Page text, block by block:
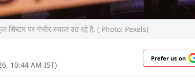
पर गंभीर सवाल उठ रहे हैं. ( Photo: Pexels)
10:44 AM IST)
Prefer us on